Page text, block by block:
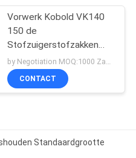
Vorwerk Kobold VK140
150 de
Stofzuigerstofzakken
van HEPA
CONTACT
Standaardgrootte